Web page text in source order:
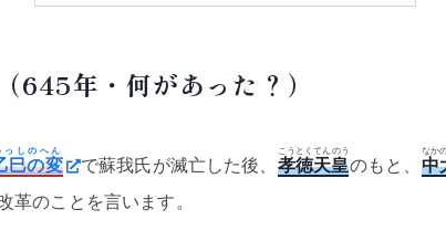
645年・何があった？）
巳の変
っしのへん
で蘇我氏が滅亡した後、 孝徳天皇
こうとくてんのう
のもと、 中
なか
革のことを言います。